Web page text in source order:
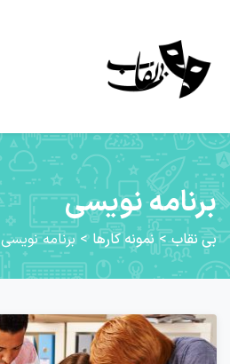
برنامه نویسی
بی نقاب>نمونه کارها>برنامه نویسی